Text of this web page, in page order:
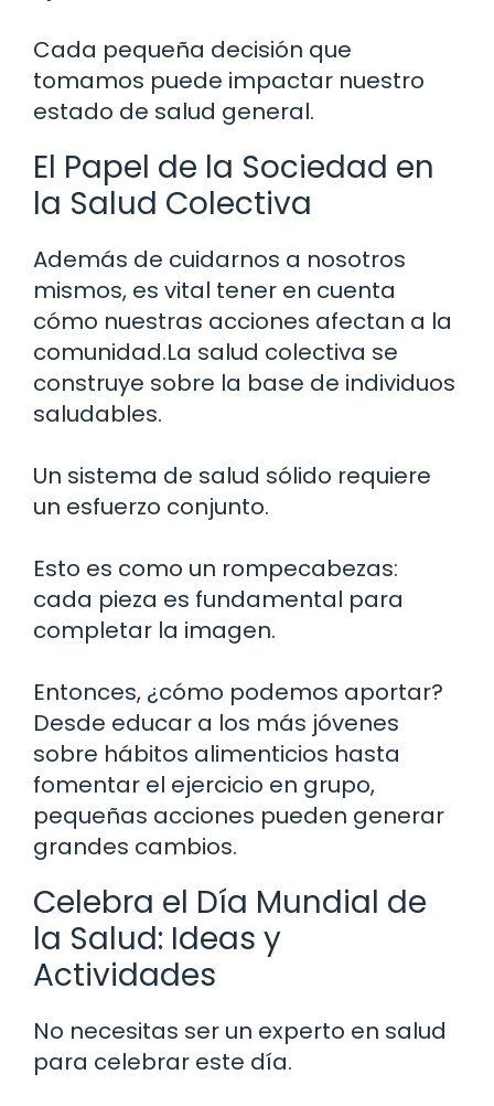
Cada pequeña decisión que
tomamos puede impactar nuestro
estado de salud general.
El Papel de la Sociedad en
la Salud Colectiva
Además de cuidarnos a nosotros
mismos, es vital tener en cuenta
cómo nuestras acciones afectan a la
comunidad.La salud colectiva se
construye sobre la base de individuos
saludables.
Un sistema de salud sólido requiere
un esfuerzo conjunto.
Esto es como un rompecabezas:
cada pieza es fundamental para
completar la imagen.
Entonces, ¿cómo podemos aportar?
Desde educar a los más jóvenes
sobre hábitos alimenticios hasta
fomentar el ejercicio en grupo,
pequeñas acciones pueden generar
grandes cambios.
Celebra el Día Mundial de
la Salud: Ideas y
Actividades
No necesitas ser un experto en salud
para celebrar este día.